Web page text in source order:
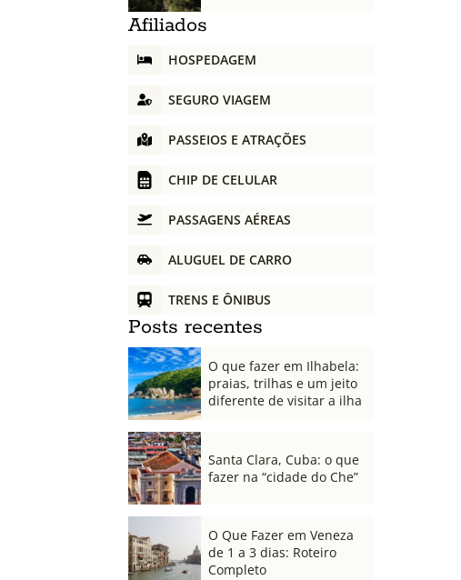
Afiliados
HOSPEDAGEM
SEGURO VIAGEM
PASSEIOS E ATRAÇÕES
CHIP DE CELULAR
PASSAGENS AÉREAS
ALUGUEL DE CARRO
TRENS E ÔNIBUS
Posts recentes
O que fazer em Ilhabela:
praias, trilhas e um jeito
diferente de visitar a ilha
Santa Clara, Cuba: o que
fazer na “cidade do Che”
O Que Fazer em Veneza
de 1 a 3 dias: Roteiro
Completo